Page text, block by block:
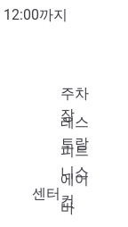
12:00까지
주차
장
레스
토랑
피트
니스
센터
에어
컨
바